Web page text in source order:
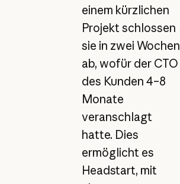
einem kürzlichen
Projekt schlossen
sie in zwei Wochen
ab, wofür der CTO
des Kunden 4–8
Monate
veranschlagt
hatte. Dies
ermöglicht es
Headstart, mit